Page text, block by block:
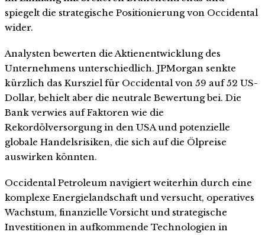
spiegelt die strategische Positionierung von Occidental
wider.
Analysten bewerten die Aktienentwicklung des
Unternehmens unterschiedlich. JPMorgan senkte
kürzlich das Kursziel für Occidental von 59 auf 52 US-
Dollar, behielt aber die neutrale Bewertung bei. Die
Bank verwies auf Faktoren wie die
Rekordölversorgung in den USA und potenzielle
globale Handelsrisiken, die sich auf die Ölpreise
auswirken könnten.
Occidental Petroleum navigiert weiterhin durch eine
komplexe Energielandschaft und versucht, operatives
Wachstum, finanzielle Vorsicht und strategische
Investitionen in aufkommende Technologien in